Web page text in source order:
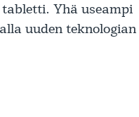
Yhä useampi
uuden teknologian